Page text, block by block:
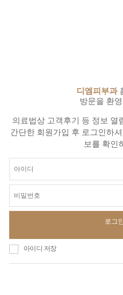
디엠피부과
방문을 환
의료법상 고객후기 등 정보 열
간단한 회원가입 후 로그인하
보를 확인
로그인
아이디 저장